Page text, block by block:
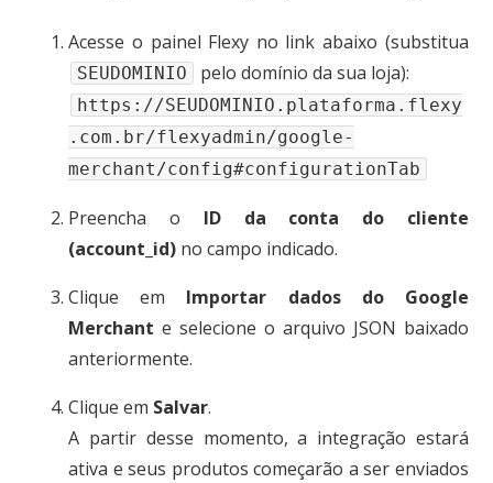
Acesse o painel Flexy no link abaixo (substitua
SEUDOMINIO pelo domínio da sua loja):
https://SEUDOMINIO.plataforma.flexy
.com.br/flexyadmin/google-
merchant/config#configurationTab
Preencha o ID da conta do cliente
(account_id) no campo indicado.
Clique em Importar dados do Google
Merchant e selecione o arquivo JSON baixado
anteriormente.
Clique em Salvar.
A partir desse momento, a integração estará
ativa e seus produtos começarão a ser enviados